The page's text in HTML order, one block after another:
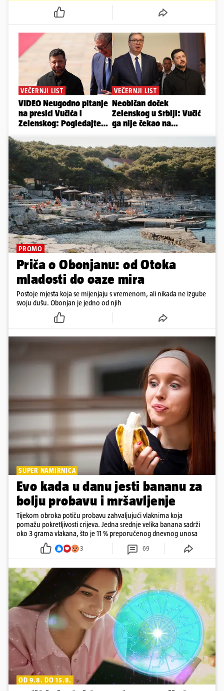
PROMO
Priča o Obonjanu: od Otoka
mladosti do oaze mira
Postoje mjesta koja se mijenjaju s vremenom, ali nikada ne izgube
svoju dušu. Obonjan je jedno od njih
SUPER NAMIRNICA
Evo kada u danu jesti bananu za
bolju probavu i mršavljenje
Tijekom obroka potiču probavu zahvaljujući vlaknima koja
pomažu pokretljivosti crijeva. Jedna srednje velika banana sadrži
oko 3 grama vlakana, što je 11 % preporučenog dnevnog unosa
3 69
OD 9.8. DO 15.8.